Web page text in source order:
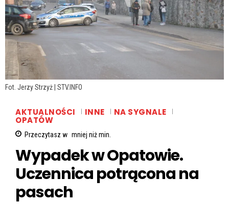
Fot. Jerzy Strzyż | STV.INFO
AKTUALNOŚCI INNE NA SYGNALE
OPATÓW
Przeczytasz w mniej niżmin.
Wypadek w Opatowie.
Uczennica potrącona na
pasach